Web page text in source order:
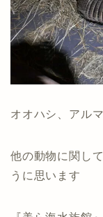
オオハシ、アル
他の動物に関し
うに思います